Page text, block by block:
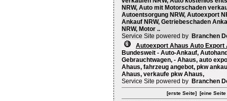
NRW, Auto mit Motorschaden
Autoentsorgung NRW, Autoexport
Ankauf NRW, Getriebeschaden
NRW, Motor ..
Service Site powered by Branchen
Autoexport Ahaus Auto Export
Bundesweit - Auto-Ankauf,
Gebrauchtwagen, - Ahaus, auto
Ahaus, fahrzeug angebot, pkw
Ahaus, verkaufe pkw Ahaus,
Service Site powered by Branchen
[erste Seite] [eine